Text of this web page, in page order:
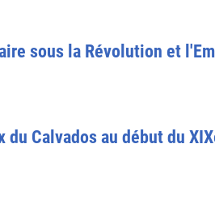
sous la Révolution et
Calvados au début du